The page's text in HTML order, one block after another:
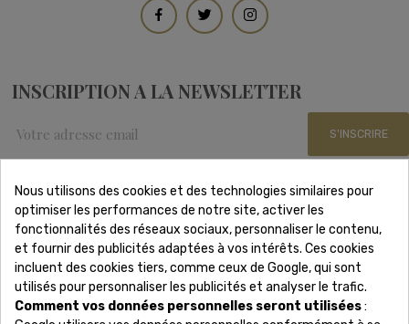
INSCRIPTION A LA NEWSLETTER
S'INSCRIRE
Nous Contacter
Adresse: 15 rue Scribe 75009 Paris
Téléphone: 01 88 61 53 85
Lundi - Samedi 8h-19h
Nous utilisons des cookies et des technologies similaires pour
optimiser les performances de notre site, activer les
fonctionnalités des réseaux sociaux, personnaliser le contenu,
et fournir des publicités adaptées à vos intérêts. Ces cookies
incluent des cookies tiers, comme ceux de Google, qui sont
utilisés pour personnaliser les publicités et analyser le trafic.
Comment vos données personnelles seront utilisées: